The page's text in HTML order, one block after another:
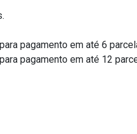
pagamento em até 6
pagamento em até 12